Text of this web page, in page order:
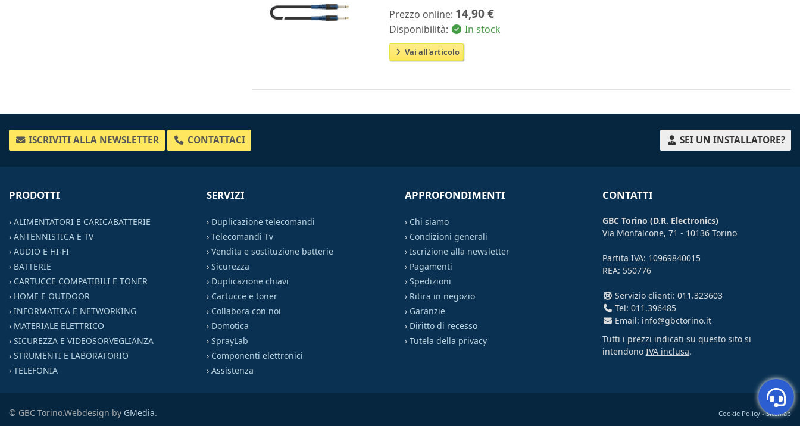
Prezzo online: 14,90 €
Disponibilità: In stock
Vai all'articolo
ISCRIVITI ALLA NEWSLETTER CONTATTACI SEI UN INSTALLATORE?
PRODOTTI
› ALIMENTATORI E CARICABATTERIE
› ANTENNISTICA E TV
› AUDIO E HI-FI
› BATTERIE
› CARTUCCE COMPATIBILI E TONER
› HOME E OUTDOOR
› INFORMATICA E NETWORKING
› MATERIALE ELETTRICO
› SICUREZZA E VIDEOSORVEGLIANZA
› STRUMENTI E LABORATORIO
› TELEFONIA
SERVIZI
› Duplicazione telecomandi
›Telecomandi Tv
›Vendita e sostituzione batterie
›Sicurezza
› Duplicazione chiavi
› Cartucce e toner
› Collabora con noi
› Domotica
›SprayLab
› Componenti elettronici
›Assistenza
APPROFONDIMENTI
› Chi siamo
› Condizioni generali
› Iscrizione alla newsletter
› Pagamenti
› Spedizioni
› Ritira in negozio
› Garanzie
› Diritto di recesso
› Tutela della privacy
CONTATTI
GBC Torino (D.R. Electronics)
Via Monfalcone, 71 - 10136 Torino
Partita IVA: 10969840015
REA: 550776
Servizio clienti: 011.323603
Tel: 011.396485
Email: info@gbctorino.it
Tutti i prezzi indicati su questo sito si
intendono IVA inclusa.
© GBC Torino.Webdesign by GMedia. Cookie Policy-Sitemap